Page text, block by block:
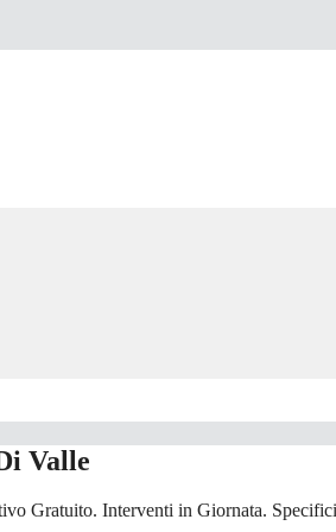
Valle
Gratuito. Interventi in Giornata.